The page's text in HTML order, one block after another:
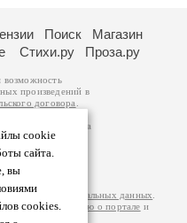
cookie
сайта.
вы
cookies.
Поиск
Магазин
Стихи.ру Проза.ру
возможность
произведений в
договора
авторам
возможна
вы можете
за
на
обработки персональных данных
информацию о портале и